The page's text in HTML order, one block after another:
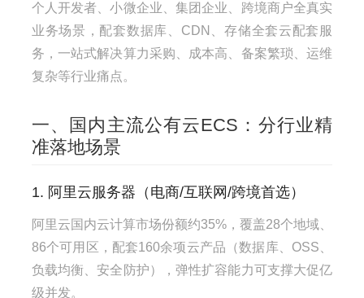
个人开发者、小微企业、集团企业、跨境商户全真实
业务场景，配套数据库、CDN、存储全套云配套服
务，一站式解决算力采购、成本高、备案繁琐、运维
复杂等行业痛点。
一、国内主流公有云ECS：分行业精
准落地场景
1. 阿里云服务器（电商/互联网/跨境首选）
阿里云国内云计算市场份额约35%，覆盖28个地域、
86个可用区，配套160余项云产品（数据库、OSS、
负载均衡、安全防护），弹性扩容能力可支撑大促亿
级并发。